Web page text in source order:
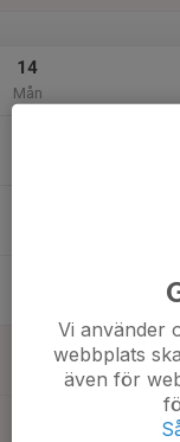
14
Mån
Vi använder
webbplats
även för